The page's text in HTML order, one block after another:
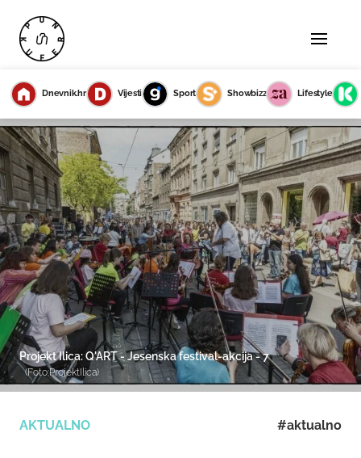
Dnevnik.hr Vijesti Sport Showbizz Lifestyle
AKTUALNO #aktualno
Projekt Ilica: Q'ART - Jesenska festival-akcija - 7
(Foto:ProjektIlica)